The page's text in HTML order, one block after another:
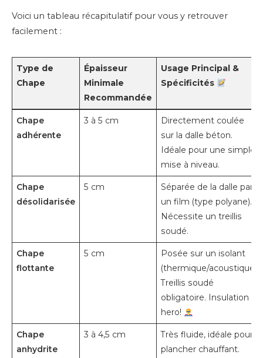
Voici un tableau récapitulatif pour vous y retrouver
facilement :
Type de
Chape
Épaisseur
Minimale
Recommandée
Usage Principal &
Spécificités
Chape
adhérente
3 à 5 cm
Directement coulée
sur la dalle béton.
Idéale pour une simple
mise à niveau.
Chape
désolidarisée
5 cm
Séparée de la dalle par
un film (type polyane).
Nécessite un treillis
soudé.
Chape
flottante
5 cm
Posée sur un isolant
(thermique/acoustique).
Treillis soudé
obligatoire. Insulation
hero!
Chape
anhydrite
3 à 4,5 cm
Très fluide, idéale pour
plancher chauffant.